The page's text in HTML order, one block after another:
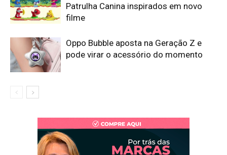
Patrulha Canina inspirados em novo
filme
Oppo Bubble aposta na Geração Z e
pode virar o acessório do momento